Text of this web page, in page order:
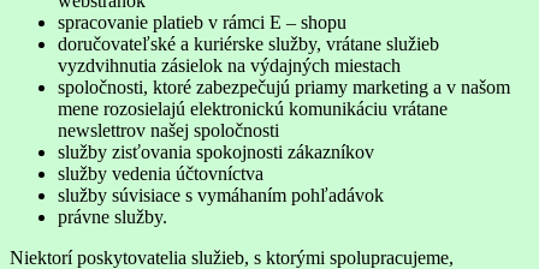
spracovanie platieb v rámci E – shopu
doručovateľské a kuriérske služby, vrátane služieb
vyzdvihnutia zásielok na výdajných miestach
spoločnosti, ktoré zabezpečujú priamy marketing a v našom
mene rozosielajú elektronickú komunikáciu vrátane
newslettrov našej spoločnosti
služby zisťovania spokojnosti zákazníkov
služby vedenia účtovníctva
služby súvisiace s vymáhaním pohľadávok
právne služby.
Niektorí poskytovatelia služieb, s ktorými spolupracujeme,